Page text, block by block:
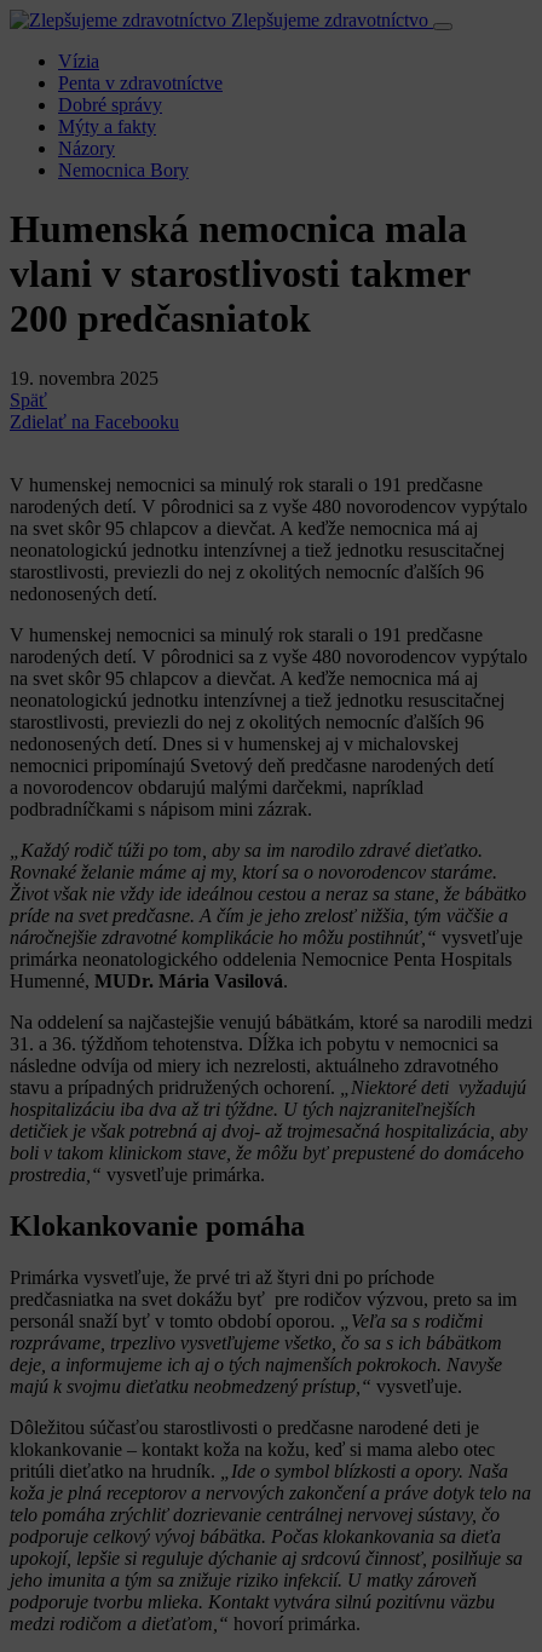
Zlepšujeme zdravotníctvo
Vízia
Penta v zdravotníctve
Dobré správy
Mýty a fakty
Názory
Nemocnica Bory
Humenská nemocnica mala
vlani v starostlivosti takmer
200 predčasniatok
19. novembra 2025
Späť
Zdielať na Facebooku
V humenskej nemocnici sa minulý rok starali o 191 predčasne
narodených detí. V pôrodnici sa z vyše 480 novorodencov vypýtalo
na svet skôr 95 chlapcov a dievčat. A keďže nemocnica má aj
neonatologickú jednotku intenzívnej a tiež jednotku resuscitačnej
starostlivosti, previezli do nej z okolitých nemocníc ďalších 96
nedonosených detí.
V humenskej nemocnici sa minulý rok starali o 191 predčasne
narodených detí. V pôrodnici sa z vyše 480 novorodencov vypýtalo
na svet skôr 95 chlapcov a dievčat. A keďže nemocnica má aj
neonatologickú jednotku intenzívnej a tiež jednotku resuscitačnej
starostlivosti, previezli do nej z okolitých nemocníc ďalších 96
nedonosených detí. Dnes si v humenskej aj v michalovskej
nemocnici pripomínajú Svetový deň predčasne narodených detí
a novorodencov obdarujú malými darčekmi, napríklad
podbradníčkami s nápisom mini zázrak.
„Každý rodič túži po tom, aby sa im narodilo zdravé dieťatko.
Rovnaké želanie máme aj my, ktorí sa o novorodencov staráme.
Život však nie vždy ide ideálnou cestou a neraz sa stane, že bábätko
príde na svet predčasne. A čím je jeho zrelosť nižšia, tým väčšie a
náročnejšie zdravotné komplikácie ho môžu postihnúť,“ vysvetľuje
primárka neonatologického oddelenia Nemocnice Penta Hospitals
Humenné, MUDr. Mária Vasilová.
Na oddelení sa najčastejšie venujú bábätkám, ktoré sa narodili medzi
31. a 36. týždňom tehotenstva. Dĺžka ich pobytu v nemocnici sa
následne odvíja od miery ich nezrelosti, aktuálneho zdravotného
stavu a prípadných pridružených ochorení.
„Niektoré deti vyžadujú
hospitalizáciu iba dva až tri týždne. U tých najzraniteľnejších
detičiek je však potrebná aj dvoj- až trojmesačná hospitalizácia, aby
boli v takom klinickom stave, že môžu byť prepustené do domáceho
prostredia,“ vysvetľuje primárka.
Klokankovanie pomáha
Primárka vysvetľuje, že prvé tri až štyri dni po príchode
predčasniatka na svet dokážu byť pre rodičov výzvou, preto sa im
personál snaží byť v tomto období oporou.
„Veľa sa s rodičmi
rozprávame, trpezlivo vysvetľujeme všetko, čo sa s ich bábätkom
deje, a informujeme ich aj o tých najmenších pokrokoch. Navyše
majú k svojmu dieťatku neobmedzený prístup,“ vysvetľuje.
Dôležitou súčasťou starostlivosti o predčasne narodené deti je
klokankovanie – kontakt koža na kožu, keď si mama alebo otec
pritúli dieťatko na hrudník.
„Ide o symbol blízkosti a opory. Naša
koža je plná receptorov a nervových zakončení a práve dotyk telo na
telo pomáha zrýchliť dozrievanie centrálnej nervovej sústavy, čo
podporuje celkový vývoj bábätka. Počas klokankovania sa dieťa
upokojí, lepšie si reguluje dýchanie aj srdcovú činnosť, posilňuje sa
jeho imunita a tým sa znižuje riziko infekcií. U matky zároveň
podporuje tvorbu mlieka. Kontakt vytvára silnú pozitívnu väzbu
medzi rodičom a dieťaťom,“ hovorí primárka.